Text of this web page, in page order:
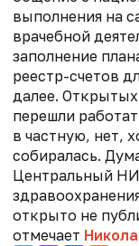
выполнения на
врачебной
заполнение
реестр-счетов
далее.
перешли
в частную, нет,
собиралась.
Центральный
открыто не
отмечает